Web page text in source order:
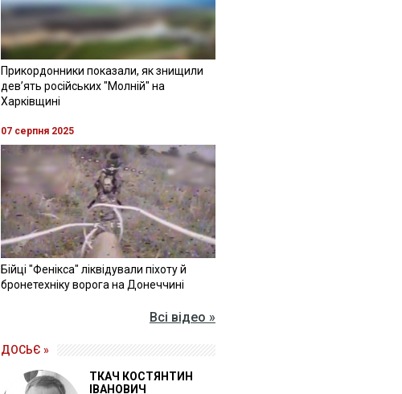
Прикордонники показали, як знищили
девʼять російських "Молній" на
Харківщині
07 серпня 2025
Бійці "Фенікса" ліквідували піхоту й
бронетехніку ворога на Донеччині
Всі відео »
ДОСЬЄ »
ТКАЧ КОСТЯНТИН
ІВАНОВИЧ